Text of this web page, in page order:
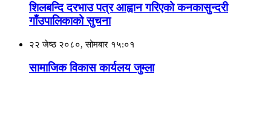
शिलबन्दि दरभाउ पत्र आह्वान गरिएको कनकासुन्दरी
गाँउपालिकाको सुचना
२२ जेष्ठ २०८०, सोमबार १५:०१
सामाजिक विकास कार्यलय जुम्ला